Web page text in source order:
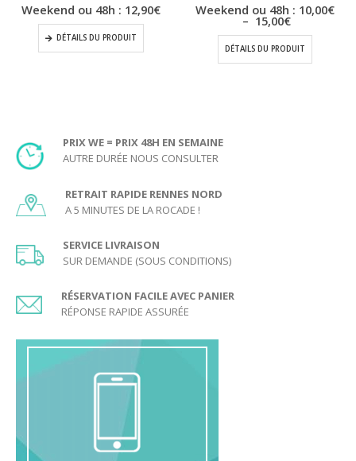
Weekend ou 48h : 12,90€
DÉTAILS DU PRODUIT
Weekend ou 48h : 10,00€
– 15,00€Plage
de
prix :
10,00€
à
DÉTAILS DU PRODUIT
PRIX WE = PRIX 48H EN SEMAINE
AUTRE DURÉE NOUS CONSULTER
RETRAIT RAPIDE RENNES NORD
A 5 MINUTES DE LA ROCADE !
SERVICE LIVRAISON
SUR DEMANDE (SOUS CONDITIONS)
RÉSERVATION FACILE AVEC PANIER
RÉPONSE RAPIDE ASSURÉE